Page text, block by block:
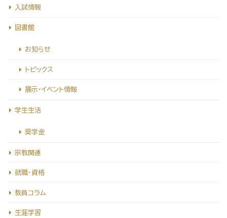
入試情報
図書館
お知らせ
トピックス
展示・イベント情報
学生生活
奨学金
宗教関連
就職・資格
教員コラム
生涯学習